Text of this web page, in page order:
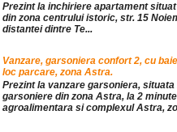
Prezint la inchiriere apartament
din zona centrului istoric, str. 15
distantei dintre Te...
Vanzare, garsoniera confort 2, cu
loc parcare, zona Astra.
Prezint la vanzare garsoniera,
garsoniere din zona Astra, la 2
agroalimentara si complexul Astra,